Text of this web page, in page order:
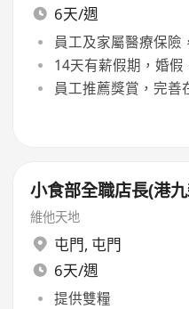
6天/週
員工及家屬醫療保險
14天有薪假期，婚假
員工推薦獎賞，完善
小食部全職店長(港
維他天地
屯門, 屯門
6天/週
提供雙糧